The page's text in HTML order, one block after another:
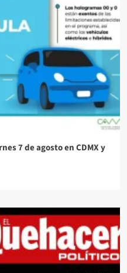
7 de agosto en CDMX y